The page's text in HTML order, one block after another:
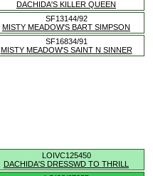
DACHIDA'S KILLER QUEEN
SF13144/92
MISTY MEADOW'S BART SIMPSON
SF16834/91
MISTY MEADOW'S SAINT N SINNER
LOIVC125450
DACHIDA'S DRESSWD TO THRILL